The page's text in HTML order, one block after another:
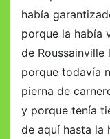
había
porque la había
de Roussainville
porque todavía
pierna de
y porque tenía
de aquí hasta la